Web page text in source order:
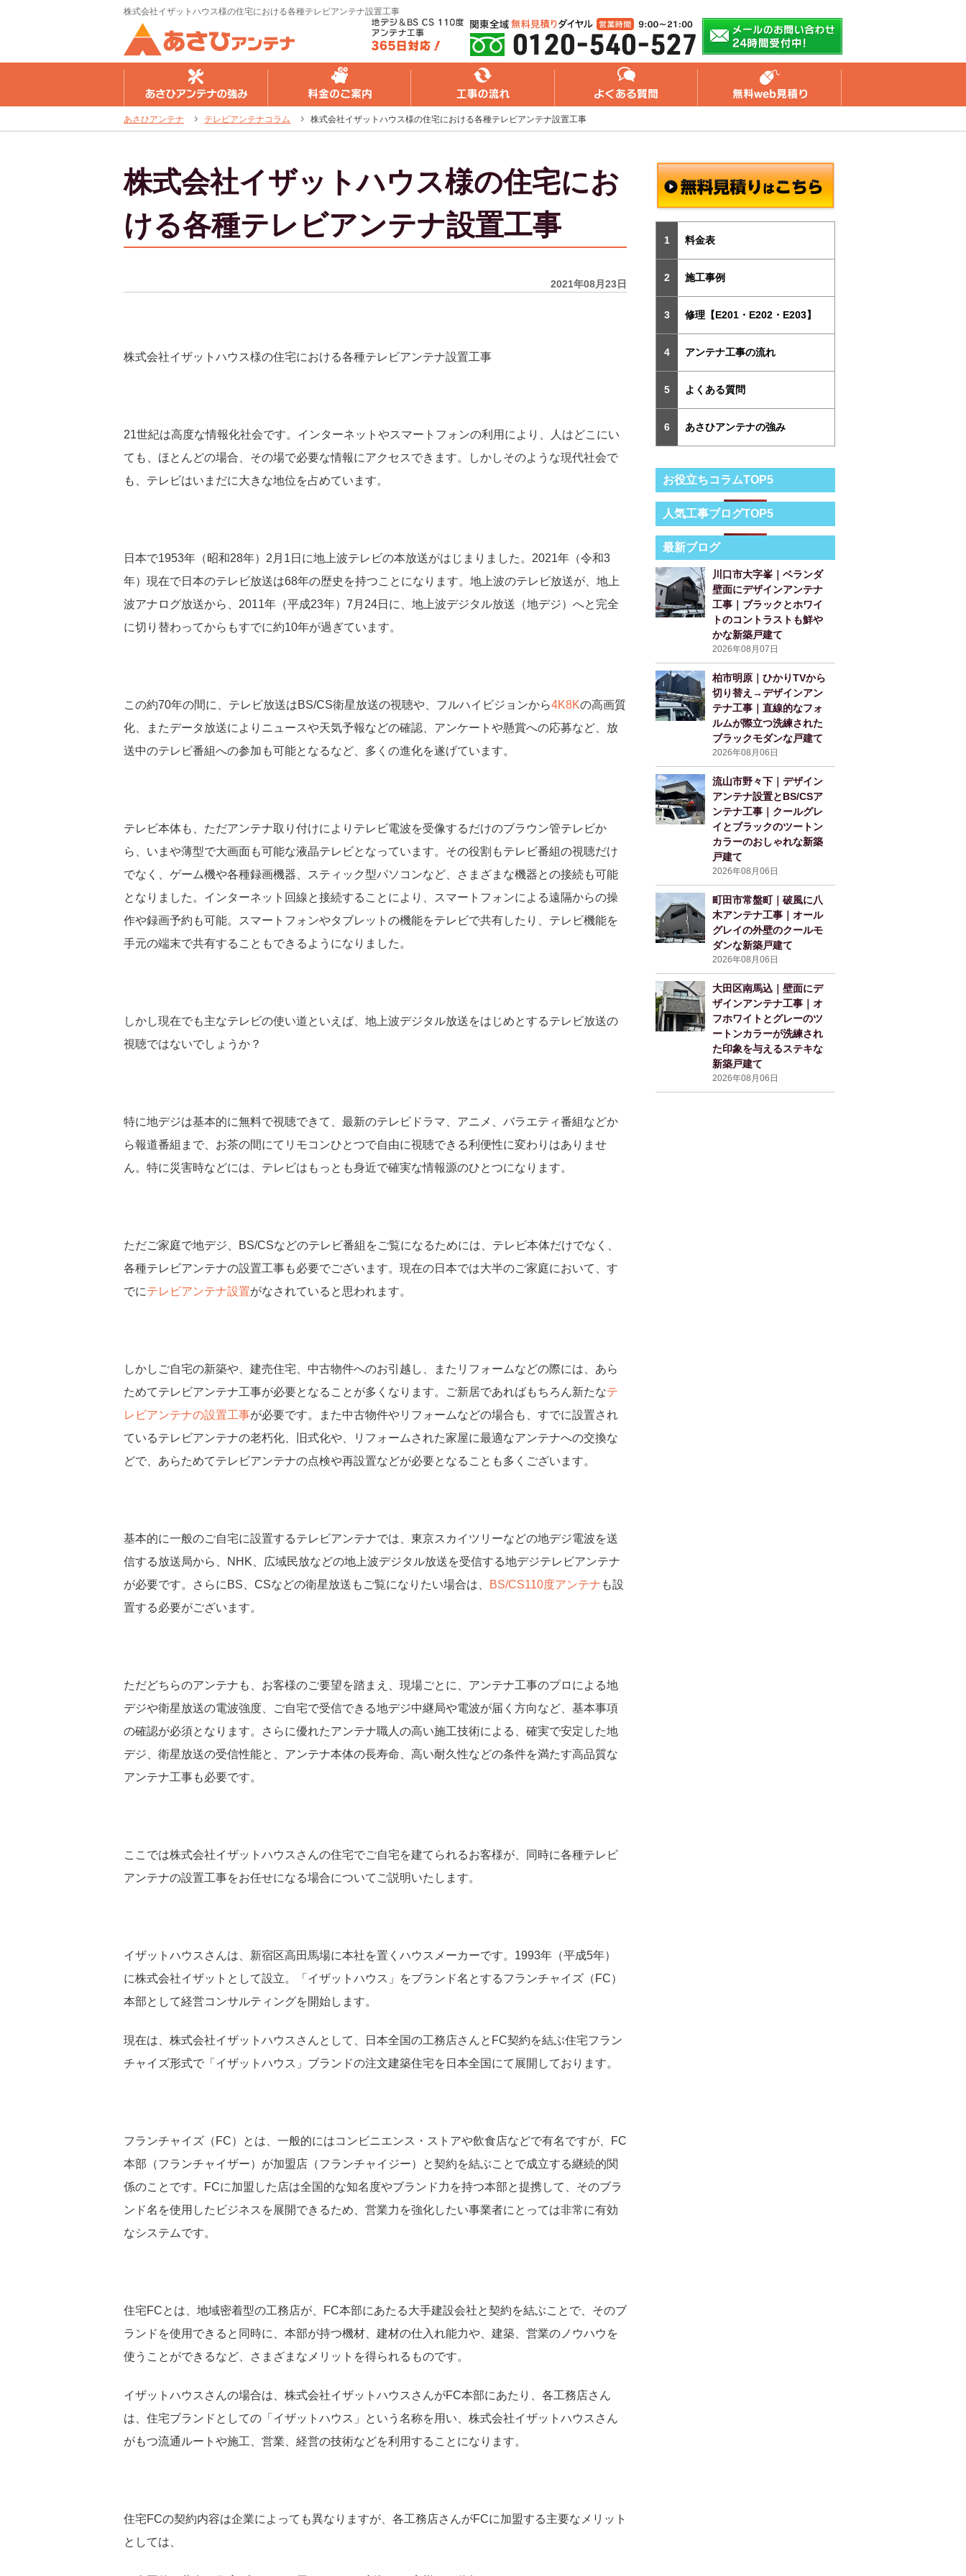
株式会社イザットハウス様の住宅における各種テレビアンテナ設置工事
料金のご案内 工事の流れ よくある質問 無料web見積り
あさひアンテナ テレビアンテナコラム 株式会社イザットハウス様の住宅における各種テレビアンテナ設置工事
株式会社イザットハウス様の住宅にお
ける各種テレビアンテナ設置工事
2021年08月23日
株式会社イザットハウス様の住宅における各種テレビアンテナ設置工事
21世紀は高度な情報化社会です。インターネットやスマートフォンの利用により、人はどこにい
ても、ほとんどの場合、その場で必要な情報にアクセスできます。しかしそのような現代社会で
も、テレビはいまだに大きな地位を占めています。
日本で1953年（昭和28年）2月1日に地上波テレビの本放送がはじまりました。2021年（令和3
年）現在で日本のテレビ放送は68年の歴史を持つことになります。地上波のテレビ放送が、地上
波アナログ放送から、2011年（平成23年）7月24日に、地上波デジタル放送（地デジ）へと完全
に切り替わってからもすでに約10年が過ぎています。
この約70年の間に、テレビ放送はBS/CS衛星放送の視聴や、フルハイビジョンから4K8Kの高画質
化、またデータ放送によりニュースや天気予報などの確認、アンケートや懸賞への応募など、放
送中のテレビ番組への参加も可能となるなど、多くの進化を遂げています。
テレビ本体も、ただアンテナ取り付けによりテレビ電波を受像するだけのブラウン管テレビか
ら、いまや薄型で大画面も可能な液晶テレビとなっています。その役割もテレビ番組の視聴だけ
でなく、ゲーム機や各種録画機器、スティック型パソコンなど、さまざまな機器との接続も可能
となりました。インターネット回線と接続することにより、スマートフォンによる遠隔からの操
作や録画予約も可能。スマートフォンやタブレットの機能をテレビで共有したり、テレビ機能を
手元の端末で共有することもできるようになりました。
しかし現在でも主なテレビの使い道といえば、地上波デジタル放送をはじめとするテレビ放送の
視聴ではないでしょうか？
特に地デジは基本的に無料で視聴できて、最新のテレビドラマ、アニメ、バラエティ番組などか
ら報道番組まで、お茶の間にてリモコンひとつで自由に視聴できる利便性に変わりはありませ
ん。特に災害時などには、テレビはもっとも身近で確実な情報源のひとつになります。
ただご家庭で地デジ、BS/CSなどのテレビ番組をご覧になるためには、テレビ本体だけでなく、
各種テレビアンテナの設置工事も必要でございます。現在の日本では大半のご家庭において、す
でにテレビアンテナ設置がなされていると思われます。
しかしご自宅の新築や、建売住宅、中古物件へのお引越し、またリフォームなどの際には、あら
ためてテレビアンテナ工事が必要となることが多くなります。ご新居であればもちろん新たなテ
レビアンテナの設置工事が必要です。また中古物件やリフォームなどの場合も、すでに設置され
ているテレビアンテナの老朽化、旧式化や、リフォームされた家屋に最適なアンテナへの交換な
どで、あらためてテレビアンテナの点検や再設置などが必要となることも多くございます。
基本的に一般のご自宅に設置するテレビアンテナでは、東京スカイツリーなどの地デジ電波を送
信する放送局から、NHK、広域民放などの地上波デジタル放送を受信する地デジテレビアンテナ
が必要です。さらにBS、CSなどの衛星放送もご覧になりたい場合は、
BS/CS110度アンテナ も設
置する必要がございます。
ただどちらのアンテナも、お客様のご要望を踏まえ、現場ごとに、アンテナ工事のプロによる地
デジや衛星放送の電波強度、ご自宅で受信できる地デジ中継局や電波が届く方向など、基本事項
の確認が必須となります。さらに優れたアンテナ職人の高い施工技術による、確実で安定した地
デジ、衛星放送の受信性能と、アンテナ本体の長寿命、高い耐久性などの条件を満たす高品質な
アンテナ工事も必要です。
ここでは株式会社イザットハウスさんの住宅でご自宅を建てられるお客様が、同時に各種テレビ
アンテナの設置工事をお任せになる場合についてご説明いたします。
イザットハウスさんは、新宿区高田馬場に本社を置くハウスメーカーです。1993年（平成5年）
に株式会社イザットとして設立。「イザットハウス」をブランド名とするフランチャイズ（FC）
本部として経営コンサルティングを開始します。
現在は、株式会社イザットハウスさんとして、日本全国の工務店さんとFC契約を結ぶ住宅フラン
チャイズ形式で「イザットハウス」ブランドの注文建築住宅を日本全国にて展開しております。
フランチャイズ（FC）とは、一般的にはコンビニエンス・ストアや飲食店などで有名ですが、FC
本部（フランチャイザー）が加盟店（フランチャイジー）と契約を結ぶことで成立する継続的関
係のことです。FCに加盟した店は全国的な知名度やブランド力を持つ本部と提携して、そのブラ
ンド名を使用したビジネスを展開できるため、営業力を強化したい事業者にとっては非常に有効
なシステムです。
住宅FCとは、地域密着型の工務店が、FC本部にあたる大手建設会社と契約を結ぶことで、そのブ
ランドを使用できると同時に、本部が持つ機材、建材の仕入れ能力や、建築、営業のノウハウを
使うことができるなど、さまざまなメリットを得られるものです。
イザットハウスさんの場合は、株式会社イザットハウスさんがFC本部にあたり、各工務店さん
は、住宅ブランドとしての「イザットハウス」という名称を用い、株式会社イザットハウスさん
がもつ流通ルートや施工、営業、経営の技術などを利用することになります。
住宅FCの契約内容は企業によっても異なりますが、各工務店さんがFCに加盟する主要なメリット
としては、
料金表
施工事例
修理【E201・E202・E203】
アンテナ工事の流れ
よくある質問
あさひアンテナの強み
お役立ちコラムTOP5
人気工事ブログTOP5
最新ブログ
川口市大字峯｜ベランダ
壁面にデザインアンテナ
工事｜ブラックとホワイ
トのコントラストも鮮や
かな新築戸建て
2026年08月07日
柏市明原｜ひかりTVから
切り替え→デザインアン
テナ工事｜直線的なフォ
ルムが際立つ洗練された
ブラックモダンな戸建て
2026年08月06日
流山市野々下｜デザイン
アンテナ設置とBS/CSア
ンテナ工事｜クールグレ
イとブラックのツートン
カラーのおしゃれな新築
戸建て
2026年08月06日
町田市常盤町｜破風に八
木アンテナ工事｜オール
グレイの外壁のクールモ
ダンな新築戸建て
2026年08月06日
大田区南馬込｜壁面にデ
ザインアンテナ工事｜オ
フホワイトとグレーのツ
ートンカラーが洗練され
た印象を与えるステキな
新築戸建て
2026年08月06日